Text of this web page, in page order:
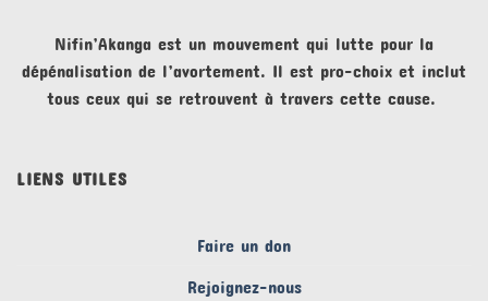
Nifin’Akanga est un mouvement qui lutte pour la
dépénalisation de l’avortement. Il est pro-choix et inclut
tous ceux qui se retrouvent à travers cette cause.
LIENS UTILES
Faire un don
Rejoignez-nous